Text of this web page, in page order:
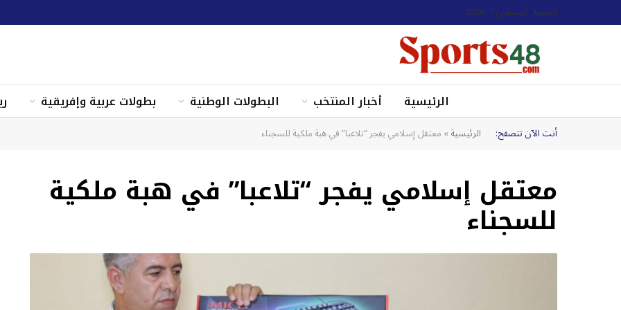
الجمعة, أغسطس 7, 2026
الرئيسية أخبار المنتخب البطولات الوطنية بطولات عربية وإفريقية
أنت الآن تتصفح: الرئيسية»معتقل إسلامي يفجر “تلاعبا” في هبة ملكية للسجناء
معتقل إسلامي يفجر “تلاعبا” في هبة ملكية
للسجناء